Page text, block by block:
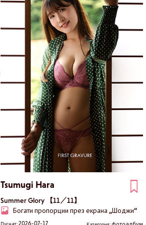
Tsumugi Hara
Summer Glory 【11／11】
Богати пропорции през екрана „Шоджи“
Пуснат:2026-07-17